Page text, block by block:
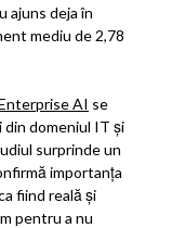
ajuns deja în
mediu de 2,78
AI se
din domeniul IT și
surprinde un
importanța
fiind reală și
pentru a nu